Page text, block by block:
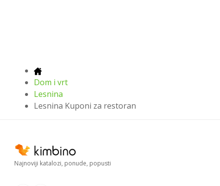
Dom i vrt
Lesnina
Lesnina Kuponi za restoran
Najnoviji katalozi, ponude, popusti